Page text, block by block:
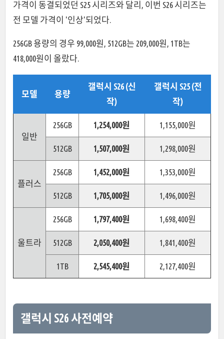
가격이 동결되었던 S25 시리즈와 달리, 이번 S26 시리즈는
전 모델 가격이 '인상'되었다.
256GB 용량의 경우 99,000원, 512GB는 209,000원, 1TB는
418,000원이 올랐다.
모델 용량
갤럭시 S26 (신
작)
갤럭시 S25 (전
작)
일반
256GB 1,254,000원 1,155,000원
512GB 1,507,000원 1,298,000원
플러스
256GB 1,452,000원 1,353,000원
512GB 1,705,000원 1,496,000원
울트라
256GB 1,797,400원 1,698,400원
512GB 2,050,400원 1,841,400원
1TB 2,545,400원 2,127,400원
갤럭시 S26 사전예약